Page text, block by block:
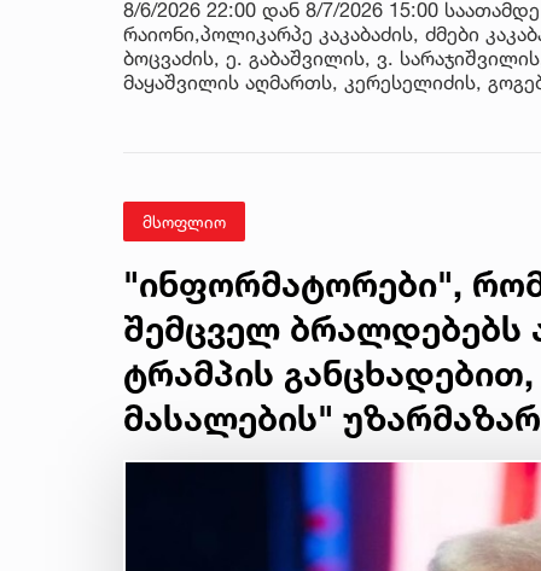
8/6/2026 22:00 დან 8/7/2026 15:00
რაიონი,პოლიკარპე კაკაბაძის, ძმები
ბოცვაძის, ე. გაბაშვილის, ვ.
მაყაშვილის აღმართს, კერესელიძის,
მსოფლიო
"ინფორმატორები",
შემცველ ბრალდებებს
ტრამპის
მასალების"